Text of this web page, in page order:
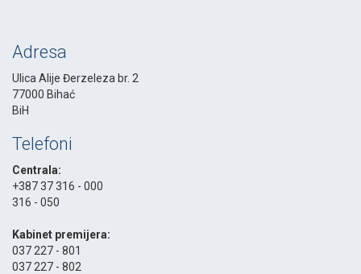
Adresa
Ulica Alije Đerzeleza br. 2
77000 Bihać
BiH
Telefoni
Centrala:
+387 37 316 - 000
316 - 050
Kabinet premijera:
037 227 - 801
037 227 - 802